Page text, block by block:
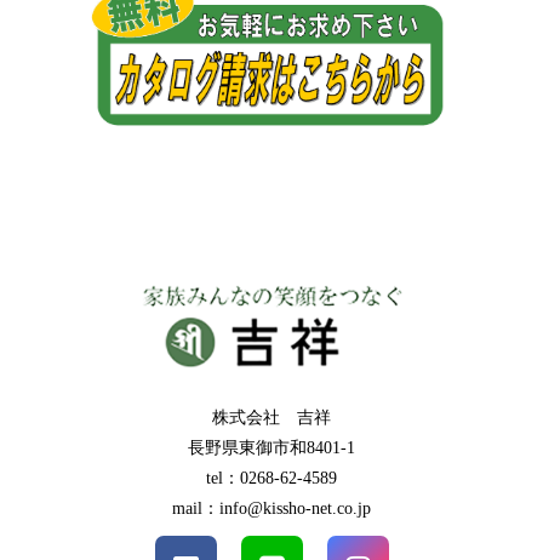
株式会社 吉祥
長野県東御市和8401-1
tel：0268-62-4589
mail：info@kissho-net.co.jp